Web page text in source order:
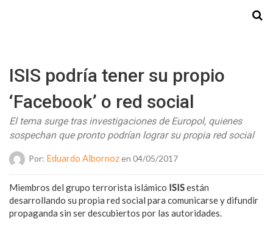
ISIS podría tener su propio
‘Facebook’ o red social
El tema surge tras investigaciones de Europol, quienes
sospechan que pronto podrían lograr su propia red social
Por: Eduardo Albornozen 04/05/2017
Miembros del grupo terrorista islámico ISISestán
desarrollando su propia red social para comunicarse y difundir
propaganda sin ser descubiertos por las autoridades.